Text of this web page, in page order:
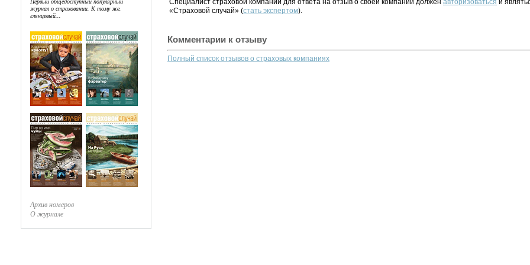
журнал о страховании. К тому же,
глянцевый...
Архив номеров
О журнале
«Страховой случай» (стать экспертом).
Комментарии к отзыву
Полный список отзывов о страховых компаниях